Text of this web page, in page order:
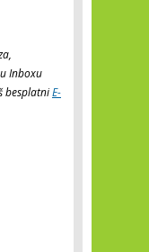
Inboxu
besplatniE-